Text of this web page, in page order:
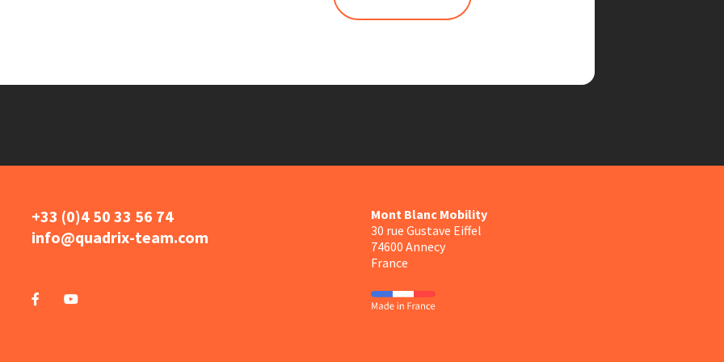
+33 (0)4 50 33 56 74
info@quadrix-team.com
Mont Blanc Mobility
30 rue Gustave Eiffel
74600 Annecy
France